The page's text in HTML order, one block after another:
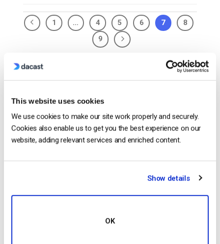
This website uses cookies
We use cookies to make our site work properly and securely.
Cookies also enable us to get you the best experience on our
website, adding relevant services and enriched content.
Show details
OK
1 … 4 5 6 7
8
9
Search
Recent
Ventajas, desventajas y cómo funciona
by Max Wilbert